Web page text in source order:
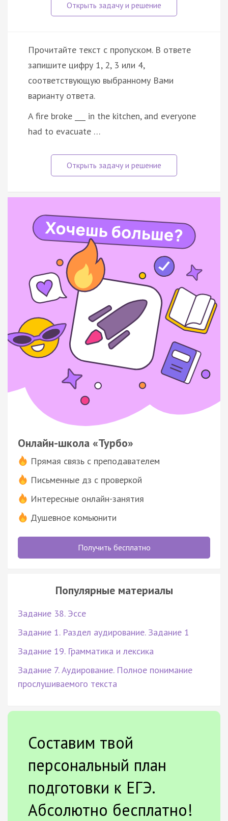
Прочитайте текст с пропуском. В ответе
запишите цифру 1, 2, 3 или 4,
соответствующую выбранному Вами
варианту ответа.
A fire broke ___ in the kitchen, and everyone
had to evacuate …
Онлайн-школа «Турбо»
Прямая связь с преподавателем
Письменные дз с проверкой
Интересные онлайн-занятия
Душевное комьюнити
Получить бесплатно
Популярные материалы
Задание 38. Эссе
Задание 1. Раздел аудирование. Задание 1
Задание 19. Грамматика и лексика
Задание 7. Аудирование. Полное понимание
прослушиваемого текста
Составим твой
персональный план
подготовки к ЕГЭ.
Абсолютно бесплатно!